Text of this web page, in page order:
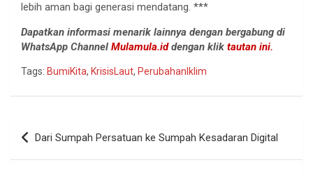
lebih aman bagi generasi mendatang. ***
Dapatkan informasi menarik lainnya dengan bergabung di
WhatsApp Channel Mulamula.iddengan klik tautan ini.
Tags: BumiKita, KrisisLaut, PerubahanIklim
Navigasi
pos
Dari Sumpah Persatuan ke Sumpah Kesadaran Digital